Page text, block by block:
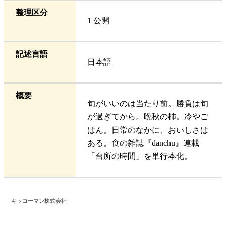
整理区分
1 公開
記述言語
日本語
概要
旬がいいのは当たり前。勝負は旬
が過ぎてから。晩秋の柿。冷やご
はん。日常のなかに、おいしさは
ある。食の雑誌『danchu』連載
「台所の時間」を単行本化。
キッコーマン株式会社